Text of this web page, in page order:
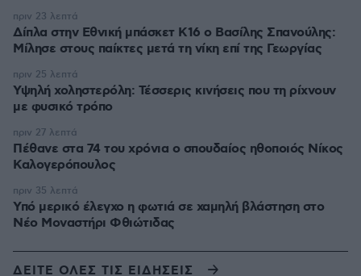
Δίπλα στην Εθνική μπάσκετ Κ16 ο Βασίλης Σπανούλης:
Μίλησε στους παίκτες μετά τη νίκη επί της Γεωργίας
πριν 23 λεπτά
Υψηλή χοληστερόλη: Τέσσερις κινήσεις που τη ρίχνουν
με φυσικό τρόπο
πριν 25 λεπτά
Πέθανε στα 74 του χρόνια ο σπουδαίος ηθοποιός Νίκος
Καλογερόπουλος
πριν 27 λεπτά
Υπό μερικό έλεγχο η φωτιά σε χαμηλή βλάστηση στο
Νέο Μοναστήρι Φθιώτιδας
πριν 35 λεπτά
ΔΕΙΤΕ ΟΛΕΣ ΤΙΣ ΕΙΔΗΣΕΙΣ